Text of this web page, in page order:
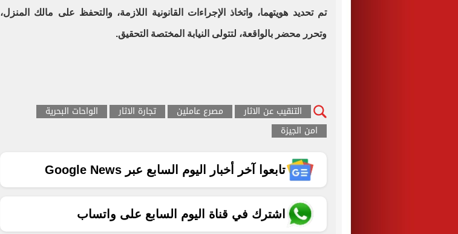
تم تحديد هويتهما، واتخاذ الإجراءات القانونية اللازمة، والتحفظ على مالك المنزل،
وتحرر محضر بالواقعة، لتتولى النيابة المختصة التحقيق.
التنقيب عن الاثار مصرع عاملين تجارة الاثار
الواحات البحرية
امن الجيزة
تابعوا آخر أخبار اليوم السابع عبر Google News
اشترك في قناة اليوم السابع على واتساب